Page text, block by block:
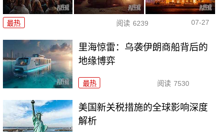
最热 阅读 6239 07-27
里海惊雷：乌袭伊朗商船背后的
地缘博弈
最热 阅读 7530
美国新关税措施的全球影响深度
解析